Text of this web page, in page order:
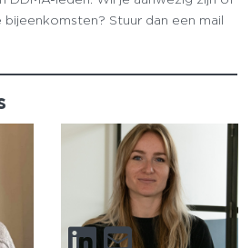
Stuur dan een mail